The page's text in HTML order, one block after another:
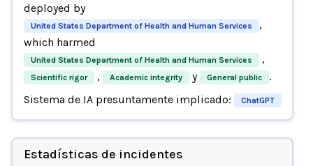
deployed by
United States Department of Health and Human Services
,
which harmed
United States Department of Health and Human Services ,
Scientific rigor , Academic integrity y General public
.
Sistema de IA presuntamente implicado:
ChatGPT
Estadísticas de incidentes